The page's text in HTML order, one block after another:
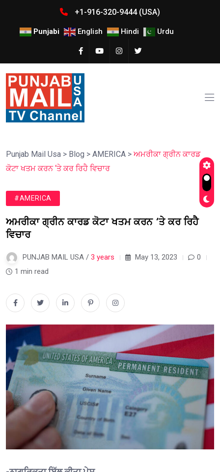
+1-916-320-9444 (USA)
Punjabi English Hindi Urdu
Punjab Mail Usa > Blog > AMERICA > ਅਮਰੀਕਾ ਗ੍ਰੀਨ ਕਾਰਡ
ਕੋਟਾ ਖਤਮ ਕਰਨ ‘ਤੇ ਕਰ ਰਿਹੈ ਵਿਚਾਰ
#AMERICA
ਅਮਰੀਕਾ ਗ੍ਰੀਨ ਕਾਰਡ ਕੋਟਾ ਖਤਮ ਕਰਨ ‘ਤੇ ਕਰ ਰਿਹੈ
ਵਿਚਾਰ
PUNJAB MAIL USA / 3 years May 13, 2023
0
1 min read